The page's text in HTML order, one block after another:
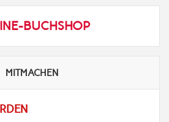
BUCHSHOP
MITMACHEN